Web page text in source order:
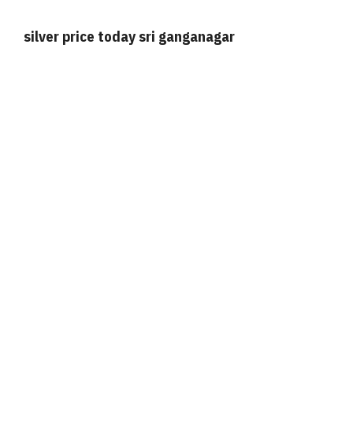
silver price today sri ganganagar